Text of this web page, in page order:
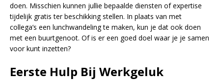
doen. Misschien kunnen jullie bepaalde diensten of expertise
tijdelijk gratis ter beschikking stellen. In plaats van met
collega’s een lunchwandeling te maken, kun je dat ook doen
met een buurtgenoot. Of is er een goed doel waar je je samen
voor kunt inzetten?
Eerste Hulp Bij Werkgeluk